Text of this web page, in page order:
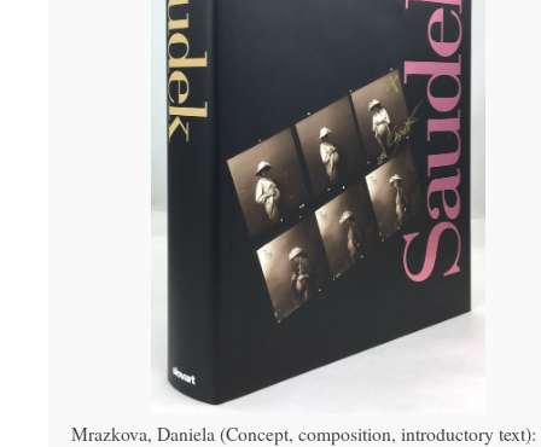
Mrazkova, Daniela (Concept, composition, introductory text):